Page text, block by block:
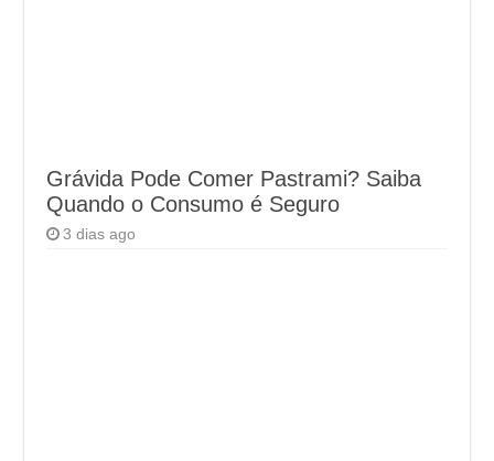
Grávida Pode Comer Pastrami? Saiba
Quando o Consumo é Seguro
3 dias ago